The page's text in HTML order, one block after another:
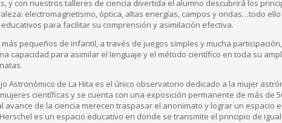
y con nuestros talleres de ciencia divertida el alumno descubrirá los
electromagnetismo, óptica, altas energías, campos y ondas…todo
para facilitar su comprensión y asimilación efectiva.
pequeños de infantil, a través de juegos simples y mucha
capacidad para asimilar el lenguaje y el método científico en toda su
Astronómico de La Hita es el único observatorio dedicado a la mujer
científicas y se cuenta con una exposición permanente de más de
avance de la ciencia merecen traspasar el anonimato y lograr un espacio
es un espacio educativo en donde se transmite el principio de